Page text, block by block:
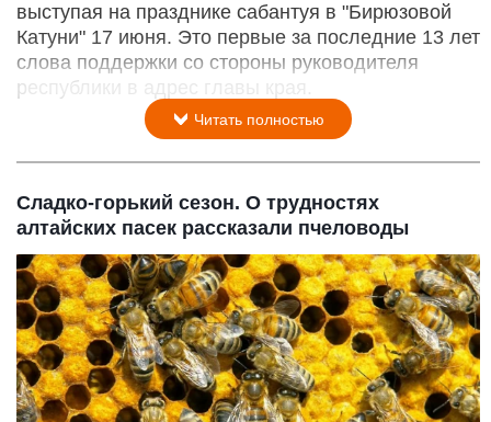
выступая на празднике сабантуя в "Бирюзовой
Катуни" 17 июня. Это первые за последние 13 лет
слова поддержки со стороны руководителя
республики в адрес главы края.
Читать полностью
Сладко-горький сезон. О трудностях
алтайских пасек рассказали пчеловоды